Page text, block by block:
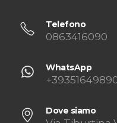
Telefono
0863416090
WhatsApp
Dove siamo